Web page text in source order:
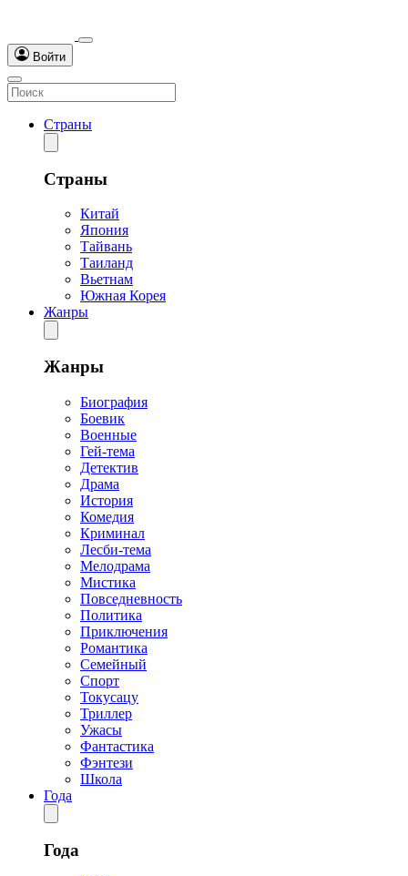
Войти
Страны
Страны
Китай
Япония
Тайвань
Таиланд
Вьетнам
Южная Корея
Жанры
Жанры
Биография
Боевик
Военные
Гей-тема
Детектив
Драма
История
Комедия
Криминал
Лесби-тема
Мелодрама
Мистика
Повседневность
Политика
Приключения
Романтика
Семейный
Спорт
Токусацу
Триллер
Ужасы
Фантастика
Фэнтези
Школа
Года
Года